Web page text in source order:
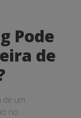
Pode
de
de um
no